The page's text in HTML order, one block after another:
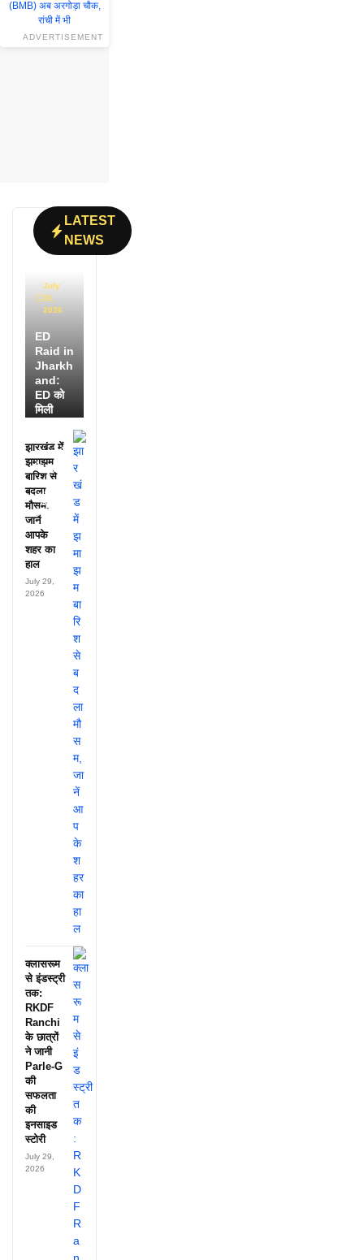
ADVERTISEMENT
LATEST
NEWS
July
31,
2026
ED
Raid in
Jharkh
and:
ED को
मिली
25
अफसरों
के नाम,
हर महीने
पहुंचते थे
लाखों!
झारखंड में
झमाझम
बारिश से
बदला
मौसम,
जानें
आपके
शहर का
हाल
July 29,
2026
क्लासरूम
से इंडस्ट्री
तक:
RKDF
Ranchi
के छात्रों
ने जानी
Parle-G
की
सफलता
की
इनसाइड
स्टोरी
July 29,
2026